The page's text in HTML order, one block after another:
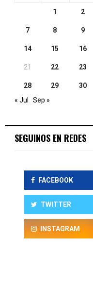
1 2
7 8 9
14 15 16
21 22 23
28 29 30
« Jul
Sep »
SEGUINOS EN REDES
FACEBOOK
TWITTER
INSTAGRAM